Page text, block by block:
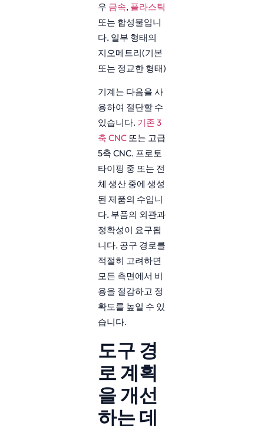
우 금속, 플라스틱
또는 합성물입니
다. 일부 형태의
지오메트리(기본
또는 정교한 형태)
기계는 다음을 사
용하여 절단할 수
있습니다. 기존 3
축 CNC 또는 고급
5축 CNC. 프로토
타이핑 중 또는 전
체 생산 중에 생성
된 제품의 수입니
다. 부품의 외관과
정확성이 요구됩
니다. 공구 경로를
적절히 고려하면
모든 측면에서 비
용을 절감하고 정
확도를 높일 수 있
습니다.
도구 경
로 계획
을 개선
하는 데